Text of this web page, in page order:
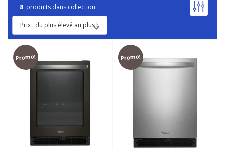
8 produits dans collection
Promo! Promo!